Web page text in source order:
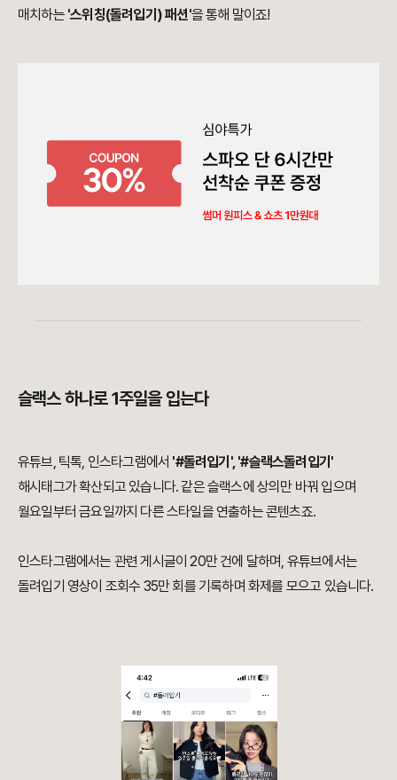
매치하는 '스위칭(돌려입기) 패션'을 통해 말이죠!
슬랙스 하나로 1주일을 입는다
유튜브, 틱톡, 인스타그램에서 '#돌려입기', '#슬랙스돌려입기'
해시태그가 확산되고 있습니다. 같은 슬랙스에 상의만 바꿔 입으며
월요일부터 금요일까지 다른 스타일을 연출하는 콘텐츠죠.
인스타그램에서는 관련 게시글이 20만 건에 달하며, 유튜브에서는
돌려입기 영상이 조회수 35만 회를 기록하며 화제를 모으고 있습니다.